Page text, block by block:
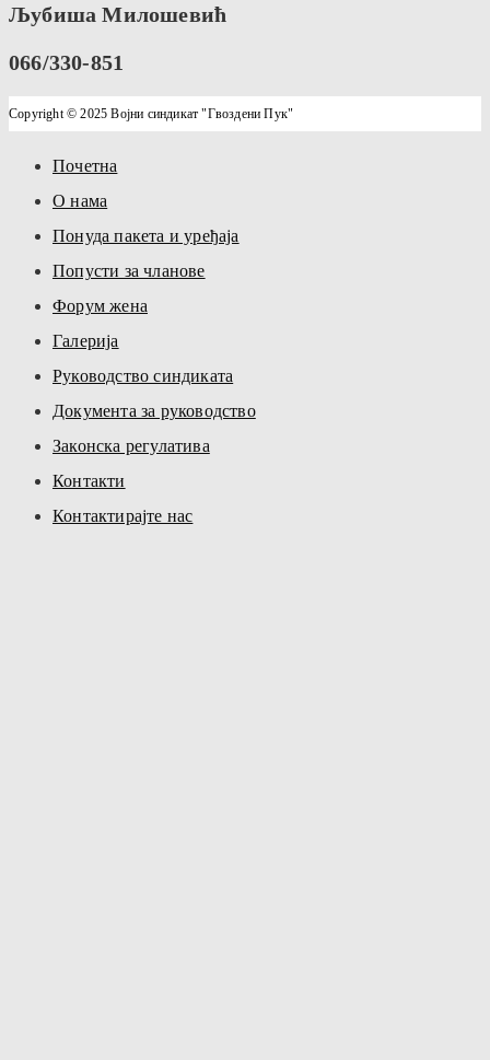
Љубиша Милошевић
066/330-851
Copyright © 2025 Војни синдикат "Гвоздени Пук"
Почетна
О нама
Понуда пакета и уређаја
Попусти за чланове
Форум жена
Галерија
Руководство синдиката
Документа за руководство
Законска регулатива
Контакти
Контактирајте нас